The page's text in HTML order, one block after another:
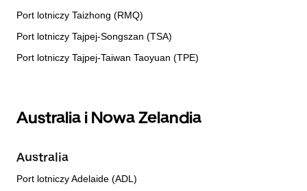
Port lotniczy Taizhong (RMQ)
Port lotniczy Tajpej-Songszan (TSA)
Port lotniczy Tajpej-Taiwan Taoyuan (TPE)
Australia i Nowa Zelandia
Australia
Port lotniczy Adelaide (ADL)